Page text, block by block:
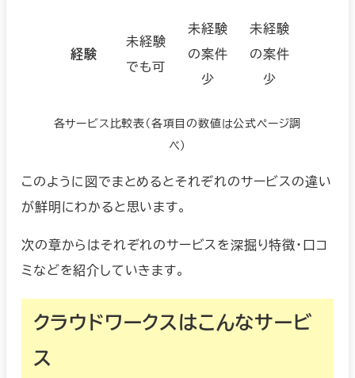
経験
未経験
でも可
未経験
の案件
少
未経験
の案件
少
各サービス比較表（各項目の数値は公式ページ調
べ）
このように図でまとめるとそれぞれのサービスの違い
が鮮明にわかると思います。
次の章からはそれぞれのサービスを深掘り特徴・口コ
ミなどを紹介していきます。
クラウドワークスはこんなサービ
ス